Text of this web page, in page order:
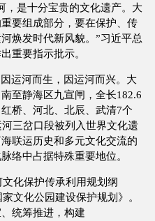
，是十分宝贵的文化遗产。大
要组成部分，要在保护、传
焕发时代新风貌。”习近平总
重要指示批示。
运河而生，因运河而兴。大
至静海区九宣闸，全长182.6
桥、河北、北辰、武清7个
三岔口段被列入世界文化遗
联运历史和多元文化交流的
络中占据特殊重要地位。
化保护传承利用规划纲
文化公园建设保护规划》。
统筹推进，构建